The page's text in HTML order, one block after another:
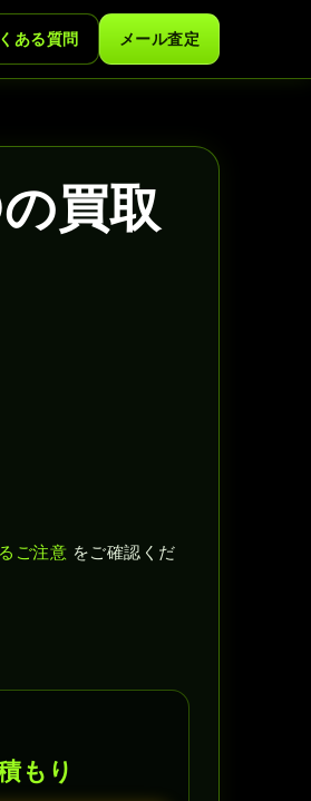
ある質問 メール査定
買取
ご注意 をご確認くだ
もり